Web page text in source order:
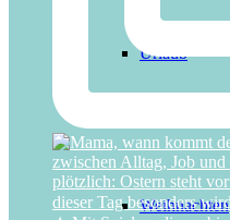
Urlaub
Weihnachten